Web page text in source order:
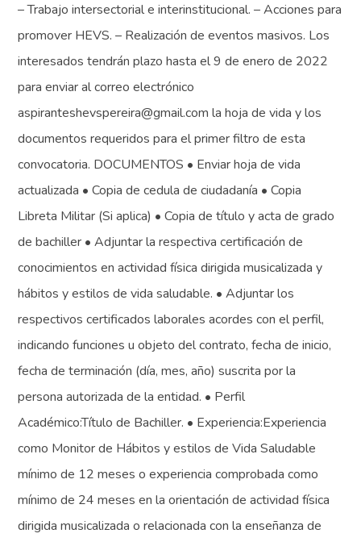
– Trabajo intersectorial e interinstitucional. – Acciones para
promover HEVS. – Realización de eventos masivos. Los
interesados tendrán plazo hasta el 9 de enero de 2022
para enviar al correo electrónico
aspiranteshevspereira@gmail.com la hoja de vida y los
documentos requeridos para el primer filtro de esta
convocatoria. DOCUMENTOS • Enviar hoja de vida
actualizada • Copia de cedula de ciudadanía • Copia
Libreta Militar (Si aplica) • Copia de título y acta de grado
de bachiller • Adjuntar la respectiva certificación de
conocimientos en actividad física dirigida musicalizada y
hábitos y estilos de vida saludable. • Adjuntar los
respectivos certificados laborales acordes con el perfil,
indicando funciones u objeto del contrato, fecha de inicio,
fecha de terminación (día, mes, año) suscrita por la
persona autorizada de la entidad. • Perfil
Académico:Título de Bachiller. • Experiencia:Experiencia
como Monitor de Hábitos y estilos de Vida Saludable
mínimo de 12 meses o experiencia comprobada como
mínimo de 24 meses en la orientación de actividad física
dirigida musicalizada o relacionada con la enseñanza de